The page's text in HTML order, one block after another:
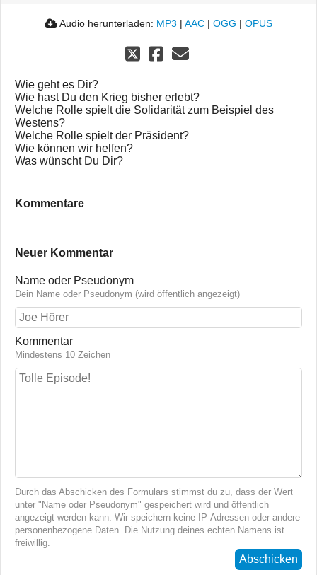
Audio herunterladen: MP3 | AAC | OGG | OPUS
Wie geht es Dir?
Wie hast Du den Krieg bisher erlebt?
Welche Rolle spielt die Solidarität zum Beispiel des
Westens?
Welche Rolle spielt der Präsident?
Wie können wir helfen?
Was wünscht Du Dir?
Kommentare
Neuer Kommentar
Name oder Pseudonym
Dein Name oder Pseudonym (wird öffentlich angezeigt)
Kommentar
Mindestens 10 Zeichen
Durch das Abschicken des Formulars stimmst du zu, dass der Wert
unter "Name oder Pseudonym" gespeichert wird und öffentlich
angezeigt werden kann. Wir speichern keine IP-Adressen oder andere
personenbezogene Daten. Die Nutzung deines echten Namens ist
freiwillig.
Abschicken